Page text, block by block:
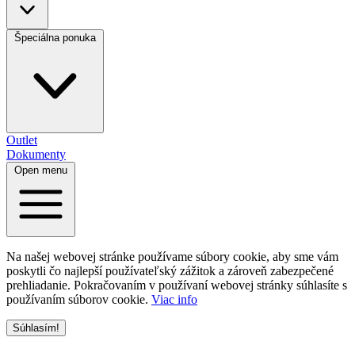
Špeciálna ponuka
Outlet
Dokumenty
Open menu
Na našej webovej stránke používame súbory cookie, aby sme vám
poskytli čo najlepší používateľský zážitok a zároveň zabezpečené
prehliadanie. Pokračovaním v používaní webovej stránky súhlasíte s
používaním súborov cookie. Viac info
Súhlasím!